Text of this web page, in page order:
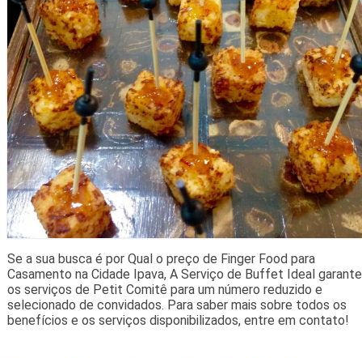
Se a sua busca é por Qual o preço de Finger Food para
Casamento na Cidade Ipava, A Serviço de Buffet Ideal garante
os serviços de Petit Comitê para um número reduzido e
selecionado de convidados. Para saber mais sobre todos os
benefícios e os serviços disponibilizados, entre em contato!